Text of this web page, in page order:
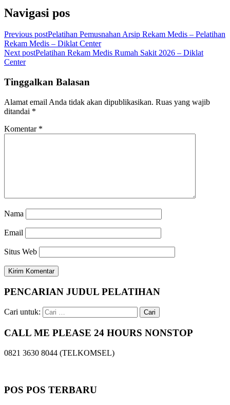
Navigasi pos
Previous postPelatihan Pemusnahan Arsip Rekam Medis – Pelatihan
Rekam Medis – Diklat Center
Next postPelatihan Rekam Medis Rumah Sakit 2026 – Diklat
Center
Tinggalkan Balasan
Alamat email Anda tidak akan dipublikasikan. Ruas yang wajib
ditandai *
Komentar *
Nama
Email
Situs Web
PENCARIAN JUDUL PELATIHAN
Cari untuk:
CALL ME PLEASE 24 HOURS NONSTOP
0821 3630 8044 (TELKOMSEL)
POS POS TERBARU